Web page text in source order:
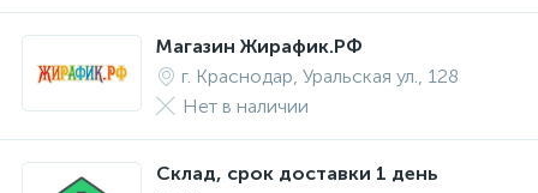
Магазин Жирафик.РФ
г. Краснодар, Уральская ул., 128
Нет в наличии
Склад, срок доставки 1 день